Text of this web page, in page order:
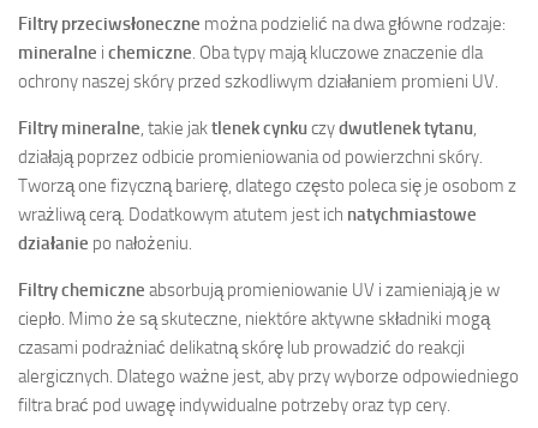
Filtry przeciwsłoneczne można podzielić na dwa główne rodzaje:
mineralne i chemiczne. Oba typy mają kluczowe znaczenie dla
ochrony naszej skóry przed szkodliwym działaniem promieni UV.
Filtry mineralne, takie jaktlenek cynkuczydwutlenek tytanu,
działają poprzez odbicie promieniowania od powierzchni skóry.
Tworzą one fizyczną barierę, dlatego często poleca się je osobom z
wrażliwą cerą. Dodatkowym atutem jest ich natychmiastowe
działanie po nałożeniu.
Filtry chemiczne absorbują promieniowanie UV i zamieniają je w
ciepło. Mimo że są skuteczne, niektóre aktywne składniki mogą
czasami podrażniać delikatną skórę lub prowadzić do reakcji
alergicznych. Dlatego ważne jest, aby przy wyborze odpowiedniego
filtra brać pod uwagę indywidualne potrzeby oraz typ cery.